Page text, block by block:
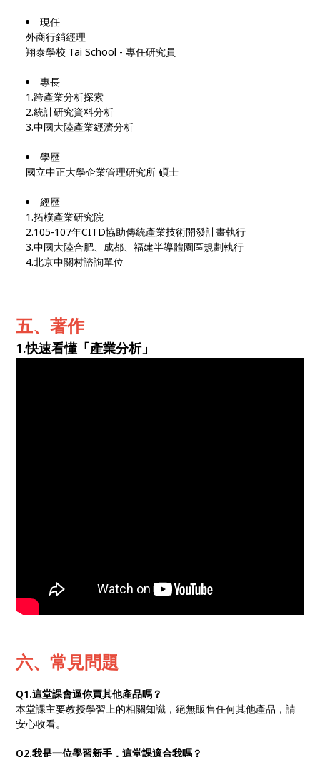
現任
外商行銷經理
翔泰學校 Tai School - 專任研究員
專長
1.跨產業分析探索
2.統計研究資料分析
3.中國大陸產業經濟分析
學歷
國立中正大學企業管理研究所 碩士
經歷
1.拓樸產業研究院
2.105-107年CITD協助傳統產業技術開發計畫執行
3.中國大陸合肥、成都、福建半導體園區規劃執行
4.北京中關村諮詢單位
五、著作
1.快速看懂「產業分析」
六、常見問題
Q1.這堂課會逼你買其他產品嗎？
本堂課主要教授學習上的相關知識，絕無販售任何其他產品，請
安心收看。
Q2.我是一位學習新手，這堂課適合我嗎？